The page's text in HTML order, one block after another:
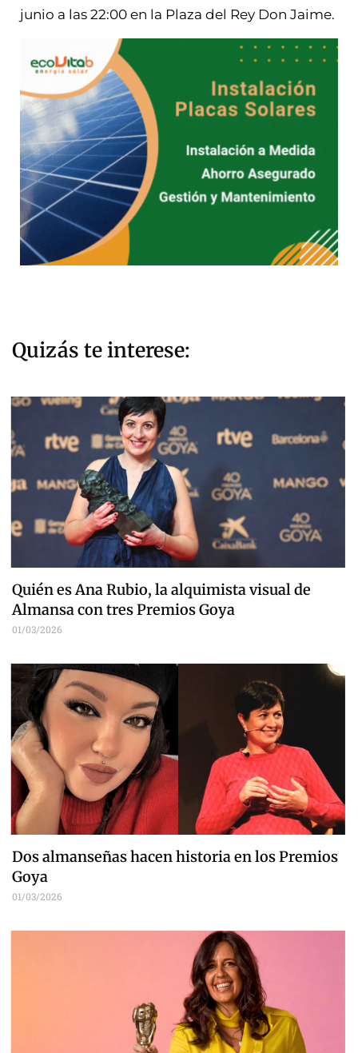
junio a las 22:00 en la Plaza del Rey Don Jaime.
Quizás te interese:
Quién es Ana Rubio, la alquimista visual de
Almansa con tres Premios Goya
01/03/2026
Dos almanseñas hacen historia en los Premios
Goya
01/03/2026